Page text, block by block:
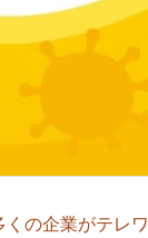
くの企業がテレワ